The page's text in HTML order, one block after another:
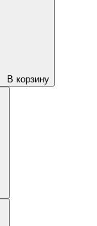
В корзину